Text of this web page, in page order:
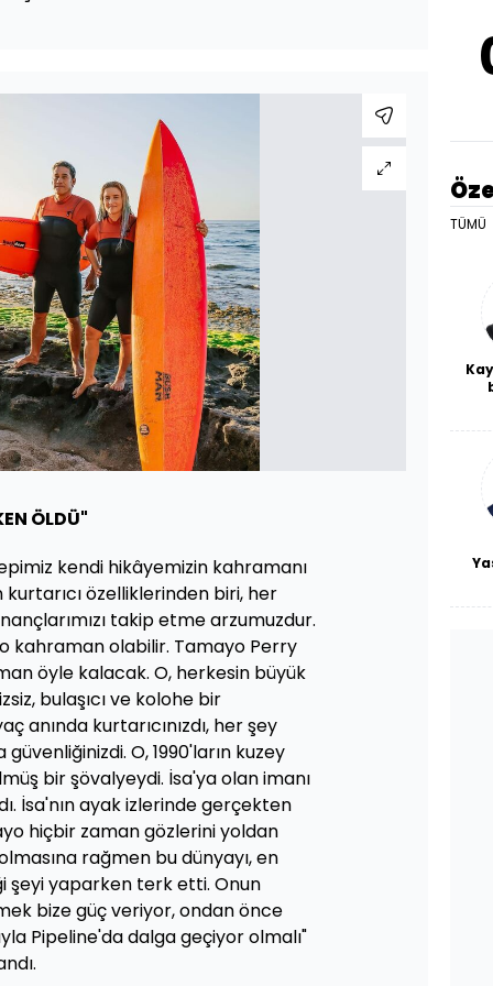
ÖLDÜ"
kendi hikâyemizin kahramanı
kurtarıcı özelliklerinden biri, her
takip etme arzumuzdur.
kahraman olabilir. Tamayo Perry
öyle kalacak. O, herkesin büyük
bulaşıcı ve kolohe bir
anında kurtarıcınızdı, her şey
O, 1990'ların kuzey
bir şövalyeydi. İsa'ya olan imanı
İsa'nın ayak izlerinde gerçekten
hiçbir zaman gözlerini yoldan
rağmen bu dünyayı, en
şeyi yaparken terk etti. Onun
bize güç veriyor, ondan önce
Pipeline'da dalga geçiyor olmalı"
TÜMÜ